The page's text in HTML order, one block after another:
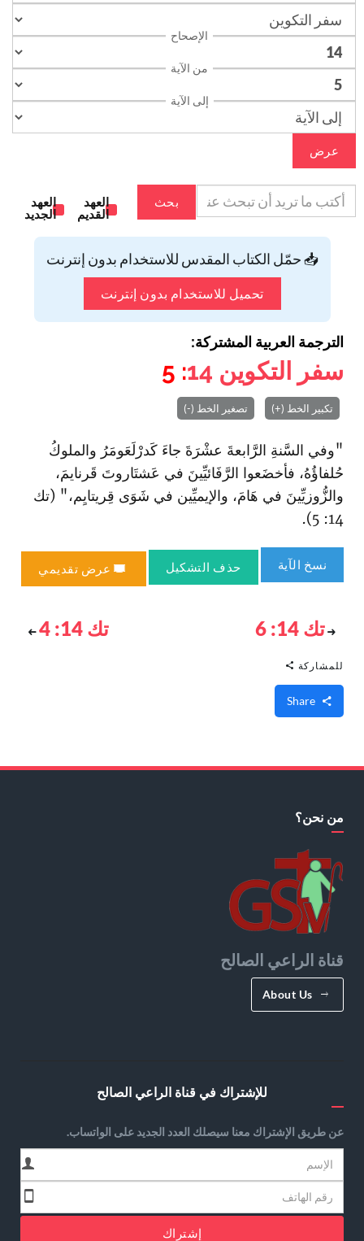
الإصحاح
من الآية
إلى الآية
عرض
بحث
العهد
القديم
العهد
الجديد
📥 حمّل الكتاب المقدس للاستخدام بدون إنترنت
تحميل للاستخدام بدون إنترنت
الترجمة العربية المشتركة:
سفر التكوين 14
: 5
تكبير الخط (+) تصغير الخط (-)
"وفي السَّنةِ الرَّابعةَ عشْرَةَ جاءَ كَدرْلَعَومَرُ والملوكُ
حُلفاؤُهُ، فأخضَعوا الرَّفَائيِّينَ في عَشتَاروتَ قَرنايمَ،
والزُّوزيِّينَ في هَامَ، والإيميِّين في شَوَى قِريتايِم،" (تك
14: 5).
نسخ الآية حذف التشكيل عرض تقديمي
تك 14: 6 تك 14: 4
للمشاركة
من نحن؟
قناة الراعي الصالح
About Us
للإشتراك في قناة الراعي الصالح
عن طريق الإشتراك معنا سيصلك العدد الجديد على الواتساب.
إشتراك